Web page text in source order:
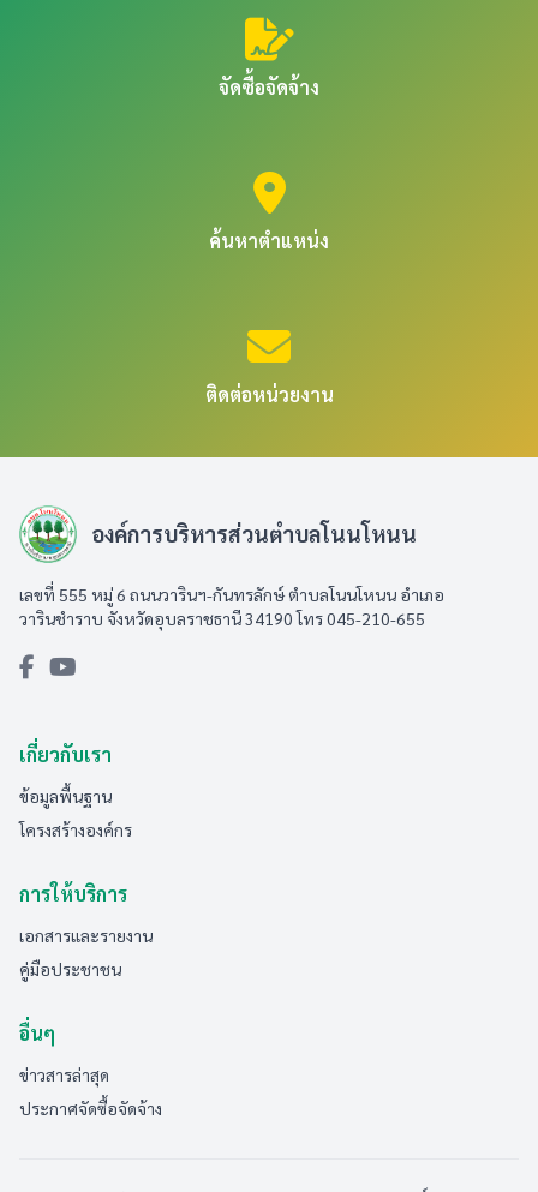
จัดซื้อจัดจ้าง
ค้นหาตำแหน่ง
ติดต่อหน่วยงาน
องค์การบริหารส่วนตำบลโนนโหนน
เลขที่ 555 หมู่ 6 ถนนวารินฯ-กันทรลักษ์ ตำบลโนนโหนน อำเภอ
วารินชำราบ จังหวัดอุบลราชธานี 34190 โทร 045-210-655
เกี่ยวกับเรา
ข้อมูลพื้นฐาน
โครงสร้างองค์กร
การให้บริการ
เอกสารและรายงาน
คู่มือประชาชน
อื่นๆ
ข่าวสารล่าสุด
ประกาศจัดซื้อจัดจ้าง